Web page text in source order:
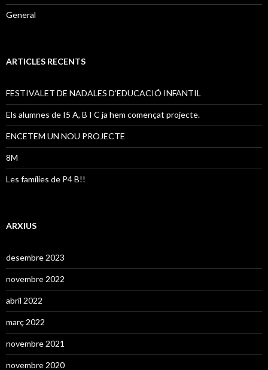
General
ARTICLES RECENTS
FESTIVALET DE NADALES D’EDUCACIÓ INFANTIL
Els alumnes de I5 A, B I C ja hem començat projecte.
ENCETEM UN NOU PROJECTE
8M
Les famílies de P4 B!!
ARXIUS
desembre 2023
novembre 2022
abril 2022
març 2022
novembre 2021
novembre 2020